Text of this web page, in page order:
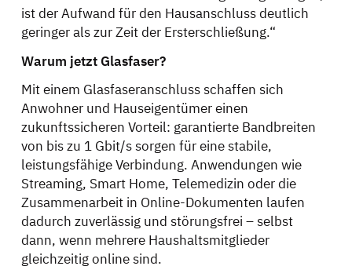
ist der Aufwand für den Hausanschluss deutlich
geringer als zur Zeit der Ersterschließung.“
Warum jetzt Glasfaser?
Mit einem Glasfaseranschluss schaffen sich
Anwohner und Hauseigentümer einen
zukunftssicheren Vorteil: garantierte Bandbreiten
von bis zu 1 Gbit/s sorgen für eine stabile,
leistungsfähige Verbindung. Anwendungen wie
Streaming, Smart Home, Telemedizin oder die
Zusammenarbeit in Online-Dokumenten laufen
dadurch zuverlässig und störungsfrei – selbst
dann, wenn mehrere Haushaltsmitglieder
gleichzeitig online sind.